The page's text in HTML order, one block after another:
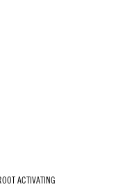
ACTIVATING